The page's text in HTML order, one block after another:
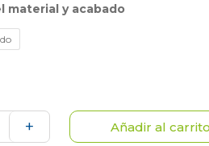
material y acabado
+ Añadir al carrito